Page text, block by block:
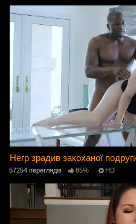
Негр зрадив закоханої
57254 переглядів 85% HD